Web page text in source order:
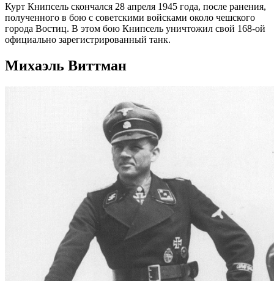
Курт Книпсель скончался 28 апреля 1945 года, после ранения,
полученного в бою с советскими войсками около чешского
города Востиц. В этом бою Книпсель уничтожил свой 168-ой
официально зарегистрированный танк.
Михаэль Виттман